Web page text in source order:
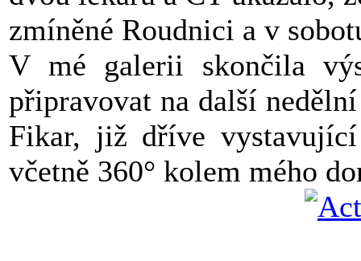
zmíněné Roudnici a v
V mé galerii skončila
připravovat na další
Fikar, již dříve
včetně 360° kolem mého